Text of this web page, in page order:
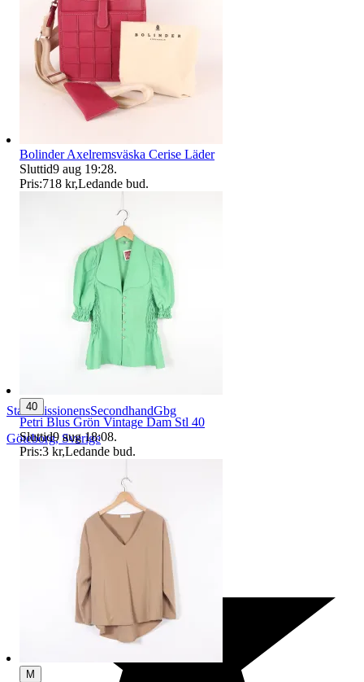
StadsmissionensSecondhandGbg
Göteborg, Sverige
Bolinder Axelremsväska Cerise Läder
Sluttid9 aug 19:28.
Pris:718 kr,Ledande bud.
40
Petri Blus Grön Vintage Dam Stl 40
Sluttid9 aug 18:08.
Pris:3 kr,Ledande bud.
M